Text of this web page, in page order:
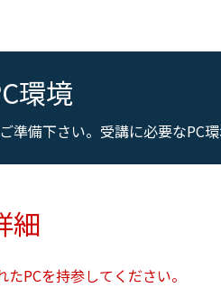
環境
準備下さい。受講に必要なPC
細
PCを持参してください。